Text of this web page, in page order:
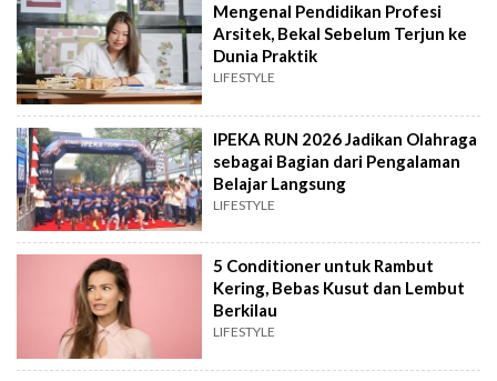
Mengenal Pendidikan Profesi
Arsitek, Bekal Sebelum Terjun ke
Dunia Praktik
LIFESTYLE
IPEKA RUN 2026 Jadikan Olahraga
sebagai Bagian dari Pengalaman
Belajar Langsung
LIFESTYLE
5 Conditioner untuk Rambut
Kering, Bebas Kusut dan Lembut
Berkilau
LIFESTYLE